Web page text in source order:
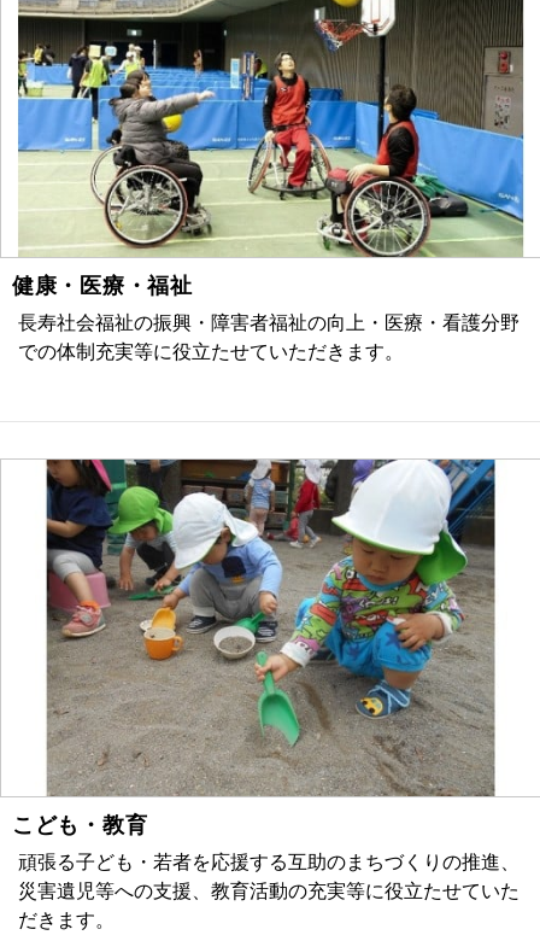
健康・医療・福祉
長寿社会福祉の振興・障害者福祉の向上・医療・看護分野
での体制充実等に役立たせていただきます。
こども・教育
頑張る子ども・若者を応援する互助のまちづくりの推進、
災害遺児等への支援、教育活動の充実等に役立たせていた
だきます。